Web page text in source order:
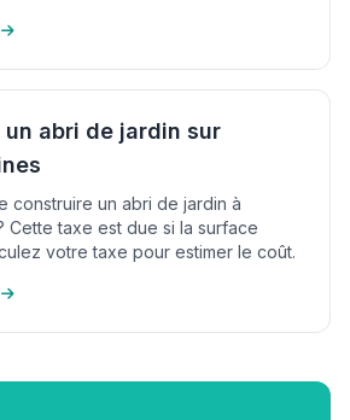
un abri de jardin sur
construire un abri de jardin à
Cette taxe est due si la surface
votre taxe pour estimer le coût.